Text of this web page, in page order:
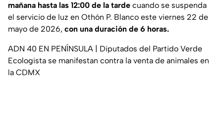
mañana hasta las 12:00 de la tarde cuando se suspenda
el servicio de luz en Othón P. Blanco este viernes 22 de
mayo de 2026, con una duración de 6 horas.
ADN 40 EN PENÍNSULA | Diputados del Partido Verde
Ecologista se manifestan contra la venta de animales en
la CDMX